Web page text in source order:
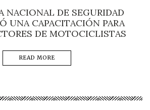
NACIONAL DE SEGURIDAD
UNA CAPACITACIÓN PARA
DE MOTOCICLISTAS
READ MORE